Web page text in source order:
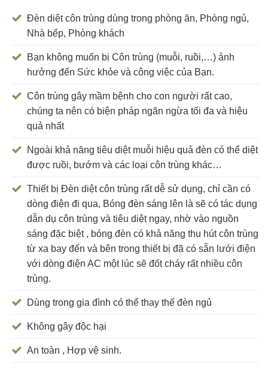
Đèn diệt côn trùng dùng trong phòng ăn, Phòng ngủ,
Nhà bếp, Phòng khách
Bạn không muốn bị Côn trùng (muỗi, ruồi,…) ảnh
hưởng đến Sức khỏe và công việc của Bạn.
Côn trùng gây mầm bệnh cho con người rất cao,
chúng ta nên có biện pháp ngăn ngừa tối đa và hiệu
quả nhất
Ngoài khả năng tiêu diệt muỗi hiệu quả đèn có thể diệt
được ruồi, bướm và các loại côn trùng khác…
Thiết bị Đèn diệt côn trùng rất dễ sử dụng, chỉ cần có
dòng điện đi qua, Bóng đèn sáng lên là sẽ có tác dụng
dẫn dụ côn trùng và tiêu diệt ngay, nhờ vào nguồn
sáng đặc biệt , bóng đèn có khả năng thu hút côn trùng
từ xa bay đến và bên trong thiết bị đã có sẵn lưới điện
với dòng điện AC một lúc sẽ đốt cháy rất nhiều côn
trùng.
Dùng trong gia đình có thể thay thế đèn ngủ
Không gây độc hại
An toàn , Hợp vệ sinh.